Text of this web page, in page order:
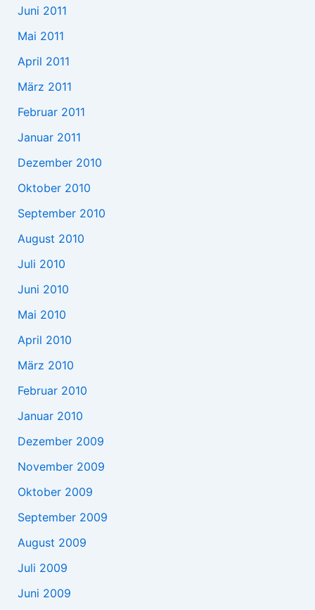
Juni 2011
Mai 2011
April 2011
März 2011
Februar 2011
Januar 2011
Dezember 2010
Oktober 2010
September 2010
August 2010
Juli 2010
Juni 2010
Mai 2010
April 2010
März 2010
Februar 2010
Januar 2010
Dezember 2009
November 2009
Oktober 2009
September 2009
August 2009
Juli 2009
Juni 2009